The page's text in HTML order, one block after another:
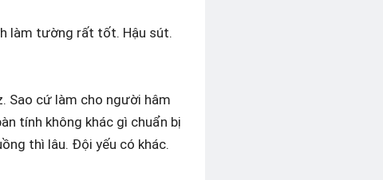
làm tường rất tốt. Hậu sút.
Sao cứ làm cho người hâm
tính không khác gì chuẩn bị
thì lâu. Đội yếu có khác.